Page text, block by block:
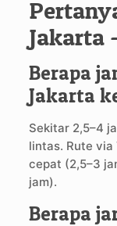
Jakarta
Berapa
Jakarta
Sekitar 2,5–4
lintas. Rute via
cepat (2,5–3
jam).
Berapa